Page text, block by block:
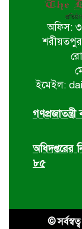
অফিস:
শরীয়তপুর
ইমেইল:
অধিদপ্তরের
৮৫
©